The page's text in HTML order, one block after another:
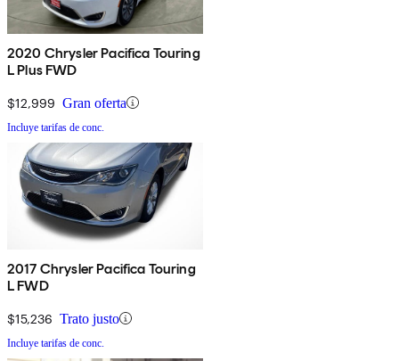
2020 Chrysler Pacifica Touring
L Plus FWD
$12,999 Gran oferta
Incluye tarifas de conc.
2017 Chrysler Pacifica Touring
L FWD
$15,236 Trato justo
Incluye tarifas de conc.